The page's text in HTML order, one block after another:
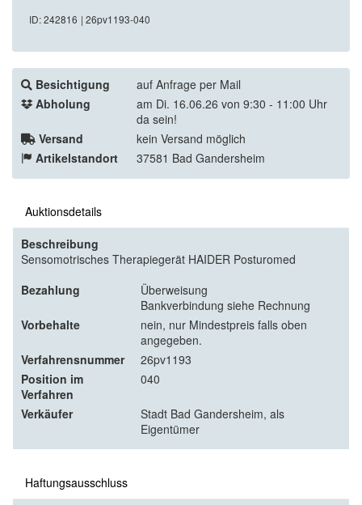
ID: 242816 | 26pv1193-040
Besichtigung
auf Anfrage per Mail
Abholung
am Di. 16.06.26 von 9:30 - 11:00 Uhr
da sein!
Versand
kein Versand möglich
Artikelstandort
37581 Bad Gandersheim
Auktionsdetails
Beschreibung
Sensomotrisches Therapiegerät HAIDER Posturomed
Bezahlung
Überweisung
Bankverbindung siehe Rechnung
Vorbehalte
nein, nur Mindestpreis falls oben
angegeben.
Verfahrensnummer
26pv1193
Position im
Verfahren
040
Verkäufer
Stadt Bad Gandersheim, als
Eigentümer
Haftungsausschluss